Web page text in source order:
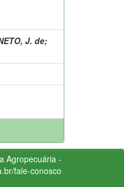
J. de;
Agropecuária -
fale-conosco